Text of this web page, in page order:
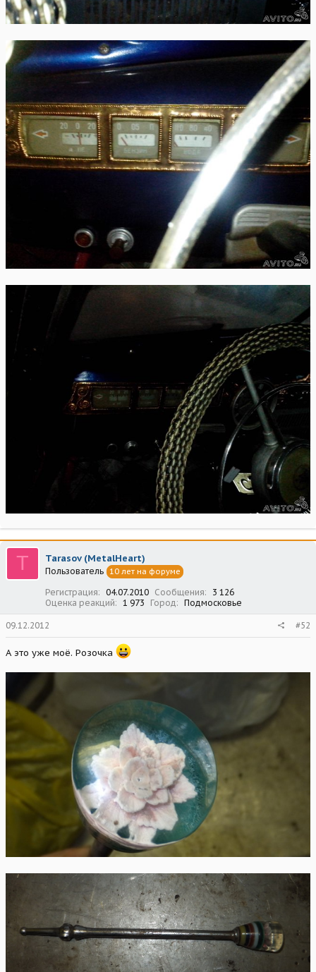
T Tarasov (MetalHeart)
Пользователь 10 лет на форуме
Регистрация 04.07.2010 Сообщения
3 126
Оценка реакций
1 973 Город Подмосковье
09.12.2012 #52
А это уже моё. Розочка